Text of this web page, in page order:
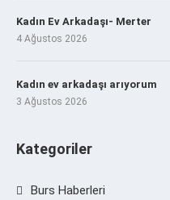
Kadın Ev Arkadaşı- Merter
4 Ağustos 2026
Kadın ev arkadaşı arıyorum
3 Ağustos 2026
Kategoriler
Burs Haberleri